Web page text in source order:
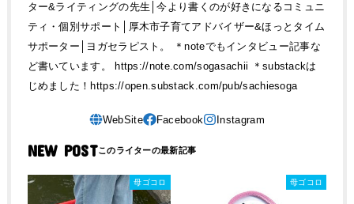
ター&ライティングの先生│今より書くのが好きになるコミュニ
ティ・個別サポート│厚木市子育てアドバイザー&ほっとタイム
サポーター│ヨガセラピスト。 ＊noteでもインタビュー記事な
ど書いています。 https://note.com/sogasachii ＊substackは
じめました！https://open.substack.com/pub/sachiesoga
NEW POST
母ゴコロ 母ゴコロ